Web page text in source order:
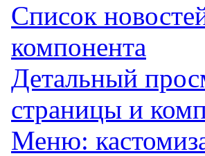
Список
компонента
Детальный
страницы и
Меню: